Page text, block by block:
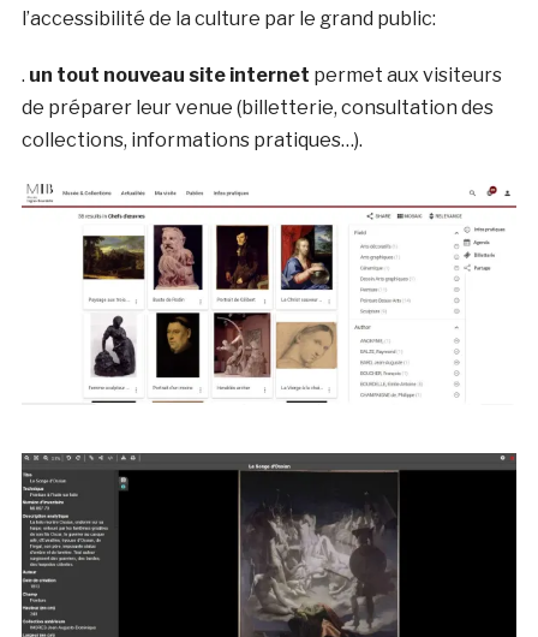
l’accessibilité de la culture par le grand public:
. un tout nouveau site internet permet aux visiteurs
de préparer leur venue (billetterie, consultation des
collections, informations pratiques…).